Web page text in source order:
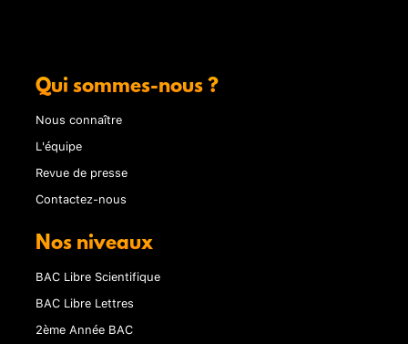
Qui sommes-nous ?
Nous connaître
L'équipe
Revue de presse
Contactez-nous
Nos niveaux
BAC Libre Scientifique
BAC Libre Lettres
2ème Année BAC